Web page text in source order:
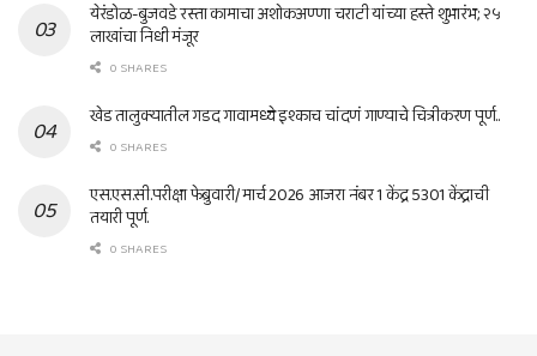
येरंडोळ-बुजवडे रस्ता कामाचा अशोकअण्णा चराटी यांच्या हस्ते शुभारंभ; २५
लाखांचा निधी मंजूर
0 SHARES
खेड तालुक्यातील गडद गावामध्ये इश्काच चांदणं गाण्याचे चित्रीकरण पूर्ण..
0 SHARES
एस.एस.सी.परीक्षा फेब्रुवारी/ मार्च 2026 आजरा नंबर 1 केंद्र 5301 केंद्राची
तयारी पूर्ण.
0 SHARES